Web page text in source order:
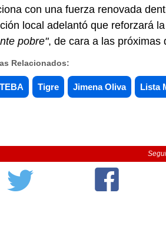
con una fuerza renovada
local adelantó que reforzará
pobre", de cara a las próximas
Relacionados:
Tigre Jimena Oliva Lista